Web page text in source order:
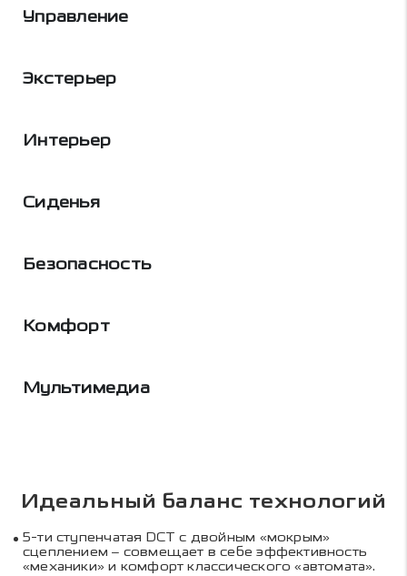
Управление
Экстерьер
Интерьер
Сиденья
Безопасность
Комфорт
Мультимедиа
Идеальный баланс технологий
5-ти ступенчатая DCT с двойным «мокрым»
сцеплением – совмещает в себе эффективность
«механики» и комфорт классического «автомата».